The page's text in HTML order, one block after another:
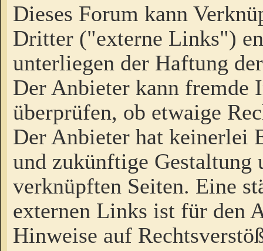
Dieses Forum kann
Dritter ("externe Links")
unterliegen der Haftung
Der Anbieter kann fremde
überprüfen, ob etwaige
Der Anbieter hat keinerlei
und zukünftige Gestaltung
verknüpften Seiten. Eine
externen Links ist für den
Hinweise auf